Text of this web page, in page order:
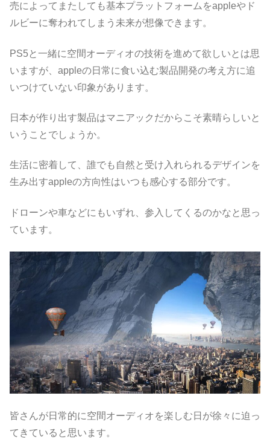
売によってまたしても基本プラットフォームをappleやド
ルビーに奪われてしまう未来が想像できます。
PS5と一緒に空間オーディオの技術を進めて欲しいとは思
いますが、appleの日常に食い込む製品開発の考え方に追
いつけていない印象があります。
日本が作り出す製品はマニアックだからこそ素晴らしいと
いうことでしょうか。
生活に密着して、誰でも自然と受け入れられるデザインを
生み出すappleの方向性はいつも感心する部分です。
ドローンや車などにもいずれ、参入してくるのかなと思っ
ています。
皆さんが日常的に空間オーディオを楽しむ日が徐々に迫っ
てきていると思います。